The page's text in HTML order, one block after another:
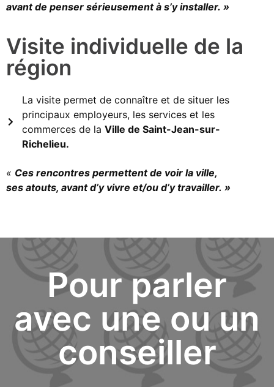
avant de penser sérieusement à s’y installer. »
Visite individuelle de la
région
La visite permet de connaître et de situer les
principaux employeurs, les services et les
commerces de la Ville de Saint-Jean-sur-
Richelieu.
« Ces rencontres permettent de voir la ville,
ses atouts, avant d’y vivre et/ou d’y travailler. »
Pour parler
avec une ou un
conseiller